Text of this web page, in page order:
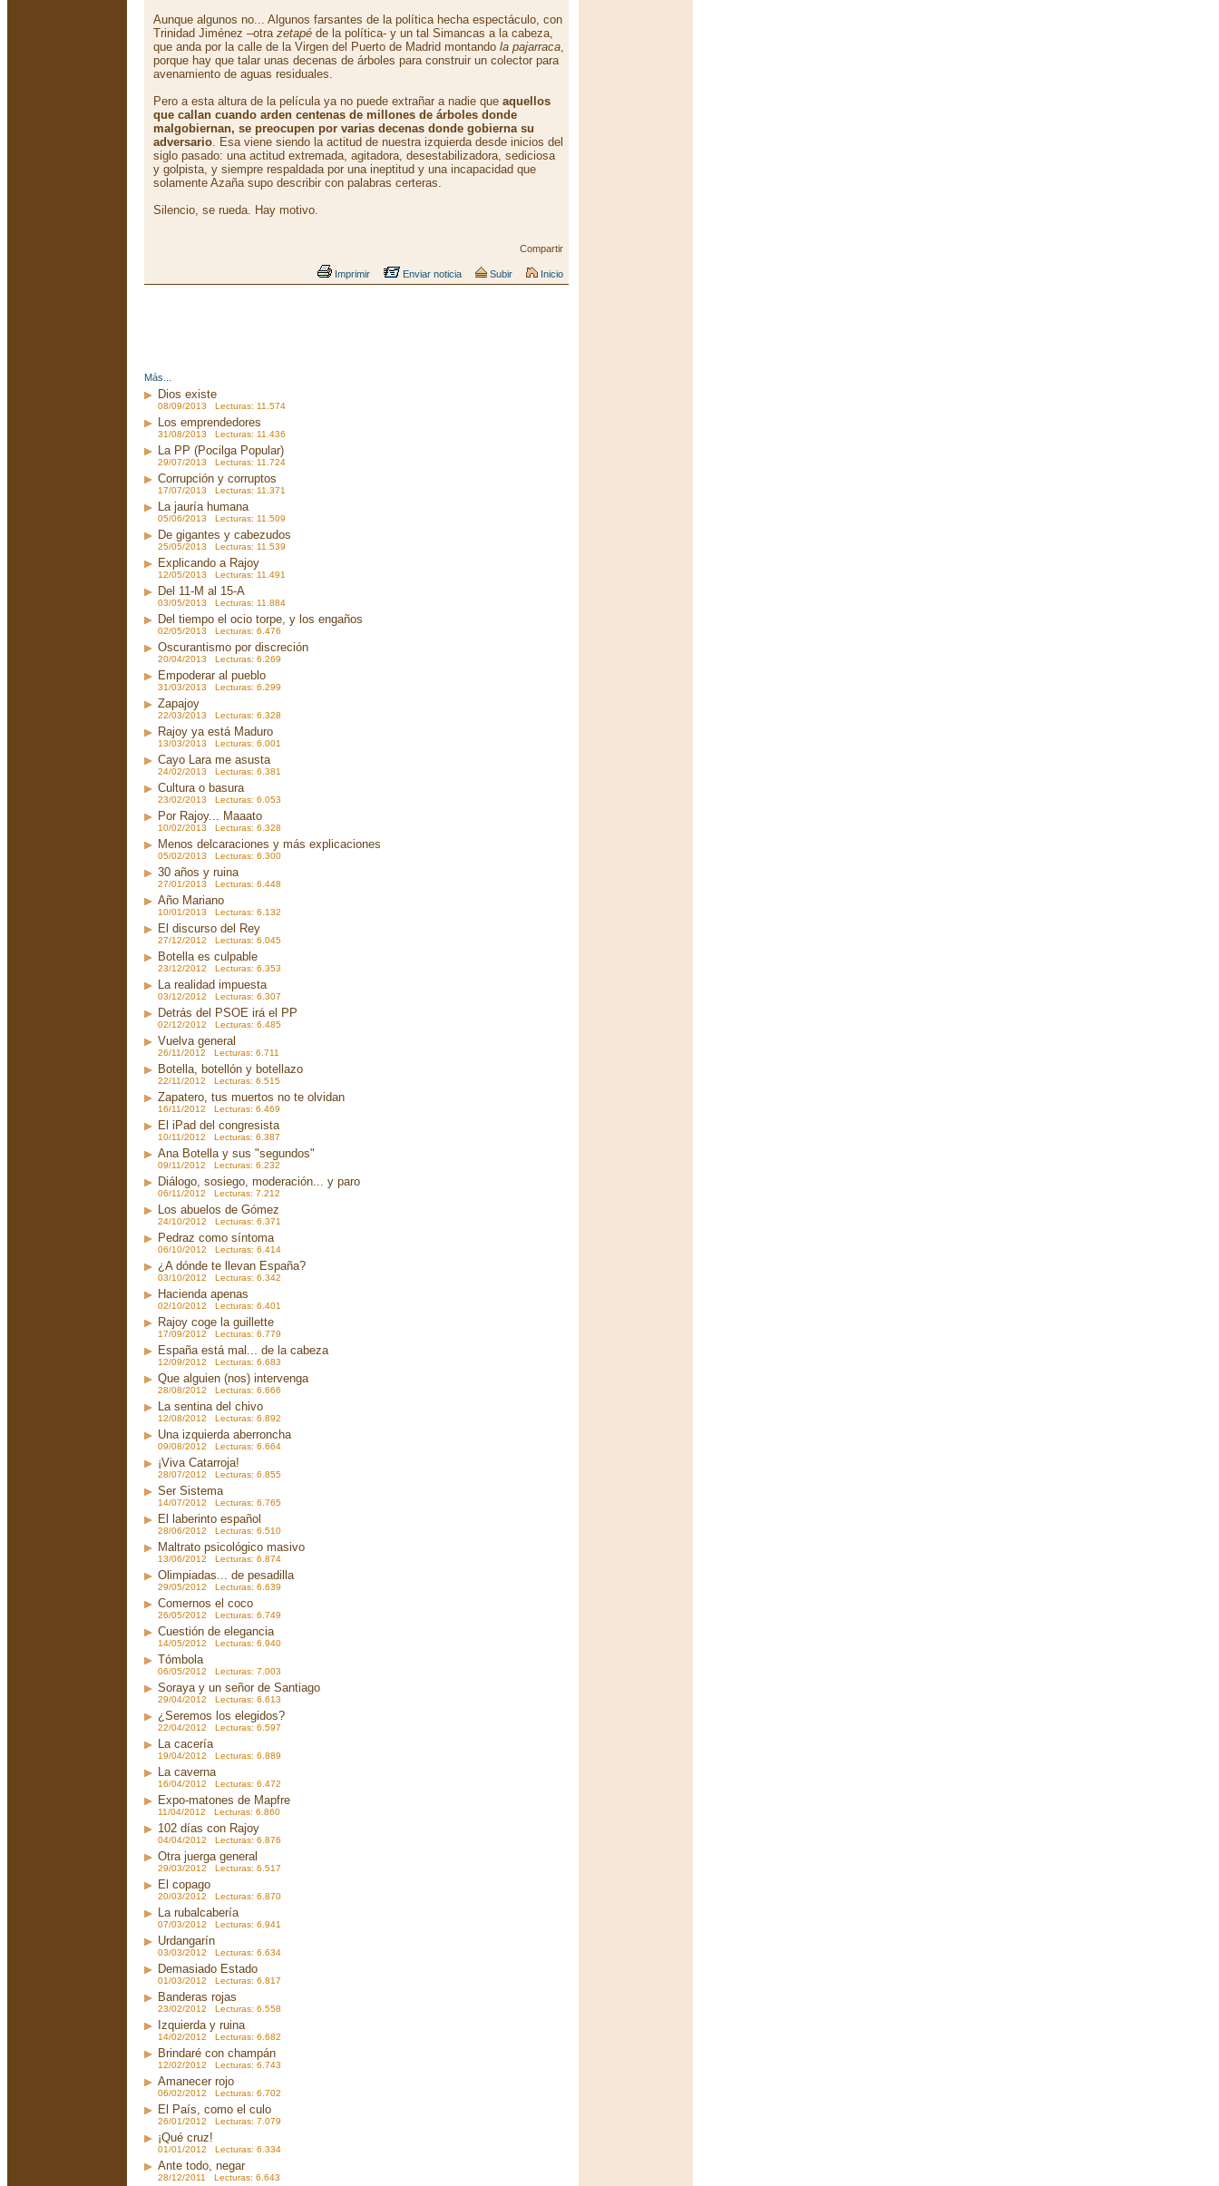
Aunque algunos no... Algunos farsantes de la política hecha espectáculo, con
Trinidad Jiménez –otra zetapé de la política- y un tal Simancas a la cabeza,
que anda por la calle de la Virgen del Puerto de Madrid montando la pajarraca,
porque hay que talar unas decenas de árboles para construir un colector para
avenamiento de aguas residuales.
Pero a esta altura de la película ya no puede extrañar a nadie que aquellos
que callan cuando arden centenas de millones de árboles donde
malgobiernan, se preocupen por varias decenas donde gobierna su
adversario. Esa viene siendo la actitud de nuestra izquierda desde inicios del
siglo pasado: una actitud extremada, agitadora, desestabilizadora, sediciosa
y golpista, y siempre respaldada por una ineptitud y una incapacidad que
solamente Azaña supo describir con palabras certeras.
Silencio, se rueda. Hay motivo.
Compartir
Imprimir Enviar noticia Subir Inicio
Más...
Dios existe
08/09/2013 Lecturas: 11.574
Los emprendedores
31/08/2013 Lecturas: 11.436
La PP (Pocilga Popular)
29/07/2013 Lecturas: 11.724
Corrupción y corruptos
17/07/2013 Lecturas: 11.371
La jauría humana
05/06/2013 Lecturas: 11.509
De gigantes y cabezudos
25/05/2013 Lecturas: 11.539
Explicando a Rajoy
12/05/2013 Lecturas: 11.491
Del 11-M al 15-A
03/05/2013 Lecturas: 11.884
Del tiempo el ocio torpe, y los engaños
02/05/2013 Lecturas: 6.476
Oscurantismo por discreción
20/04/2013 Lecturas: 6.269
Empoderar al pueblo
31/03/2013 Lecturas: 6.299
Zapajoy
22/03/2013 Lecturas: 6.328
Rajoy ya está Maduro
13/03/2013 Lecturas: 6.001
Cayo Lara me asusta
24/02/2013 Lecturas: 6.381
Cultura o basura
23/02/2013 Lecturas: 6.053
Por Rajoy... Maaato
10/02/2013 Lecturas: 6.328
Menos delcaraciones y más explicaciones
05/02/2013 Lecturas: 6.300
30 años y ruina
27/01/2013 Lecturas: 6.448
Año Mariano
10/01/2013 Lecturas: 6.132
El discurso del Rey
27/12/2012 Lecturas: 6.045
Botella es culpable
23/12/2012 Lecturas: 6.353
La realidad impuesta
03/12/2012 Lecturas: 6.307
Detrás del PSOE irá el PP
02/12/2012 Lecturas: 6.485
Vuelva general
26/11/2012 Lecturas: 6.711
Botella, botellón y botellazo
22/11/2012 Lecturas: 6.515
Zapatero, tus muertos no te olvidan
16/11/2012 Lecturas: 6.469
El iPad del congresista
10/11/2012 Lecturas: 6.387
Ana Botella y sus "segundos"
09/11/2012 Lecturas: 6.232
Diálogo, sosiego, moderación... y paro
06/11/2012 Lecturas: 7.212
Los abuelos de Gómez
24/10/2012 Lecturas: 6.371
Pedraz como síntoma
06/10/2012 Lecturas: 6.414
¿A dónde te llevan España?
03/10/2012 Lecturas: 6.342
Hacienda apenas
02/10/2012 Lecturas: 6.401
Rajoy coge la guillette
17/09/2012 Lecturas: 6.779
España está mal... de la cabeza
12/09/2012 Lecturas: 6.683
Que alguien (nos) intervenga
28/08/2012 Lecturas: 6.666
La sentina del chivo
12/08/2012 Lecturas: 6.892
Una izquierda aberroncha
09/08/2012 Lecturas: 6.664
¡Viva Catarroja!
28/07/2012 Lecturas: 6.855
Ser Sistema
14/07/2012 Lecturas: 6.765
El laberinto español
28/06/2012 Lecturas: 6.510
Maltrato psicológico masivo
13/06/2012 Lecturas: 6.874
Olimpiadas... de pesadilla
29/05/2012 Lecturas: 6.639
Comernos el coco
26/05/2012 Lecturas: 6.749
Cuestión de elegancia
14/05/2012 Lecturas: 6.940
Tómbola
06/05/2012 Lecturas: 7.003
Soraya y un señor de Santiago
29/04/2012 Lecturas: 6.613
¿Seremos los elegidos?
22/04/2012 Lecturas: 6.597
La cacería
19/04/2012 Lecturas: 6.889
La caverna
16/04/2012 Lecturas: 6.472
Expo-matones de Mapfre
11/04/2012 Lecturas: 6.860
102 días con Rajoy
04/04/2012 Lecturas: 6.876
Otra juerga general
29/03/2012 Lecturas: 6.517
El copago
20/03/2012 Lecturas: 6.870
La rubalcabería
07/03/2012 Lecturas: 6.941
Urdangarín
03/03/2012 Lecturas: 6.634
Demasiado Estado
01/03/2012 Lecturas: 6.817
Banderas rojas
23/02/2012 Lecturas: 6.558
Izquierda y ruina
14/02/2012 Lecturas: 6.682
Brindaré con champán
12/02/2012 Lecturas: 6.743
Amanecer rojo
06/02/2012 Lecturas: 6.702
El País, como el culo
26/01/2012 Lecturas: 7.079
¡Qué cruz!
01/01/2012 Lecturas: 6.334
Ante todo, negar
28/12/2011 Lecturas: 6.643